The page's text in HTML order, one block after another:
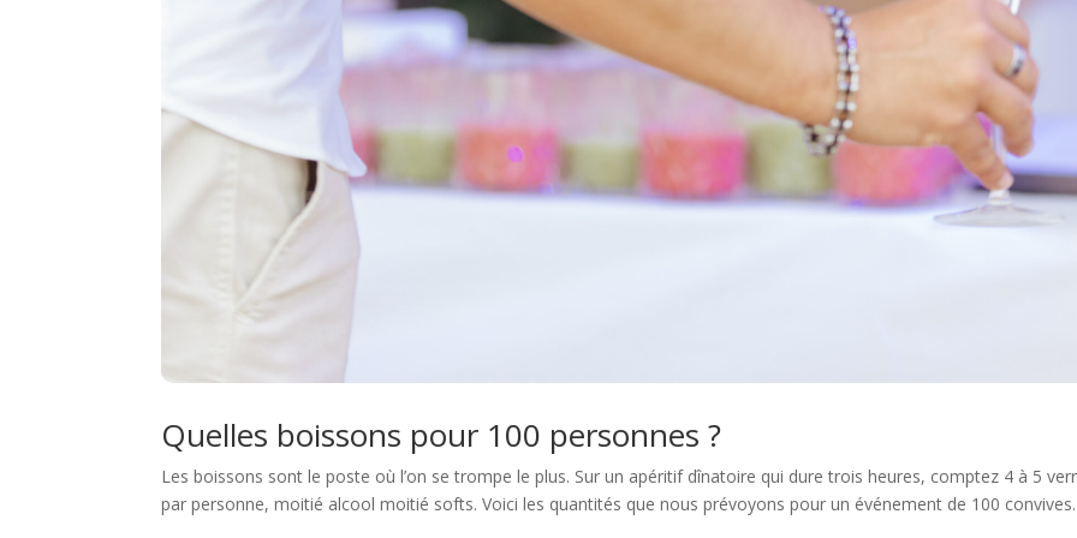
Quelles boissons pour 100 personnes ?
Les boissons sont le poste où l’on se trompe le plus. Sur un apéritif dînatoire qui dure trois heures, comptez 4 à 5
par personne, moitié alcool moitié softs. Voici les quantités que nous prévoyons pour un événement de 100 convives.